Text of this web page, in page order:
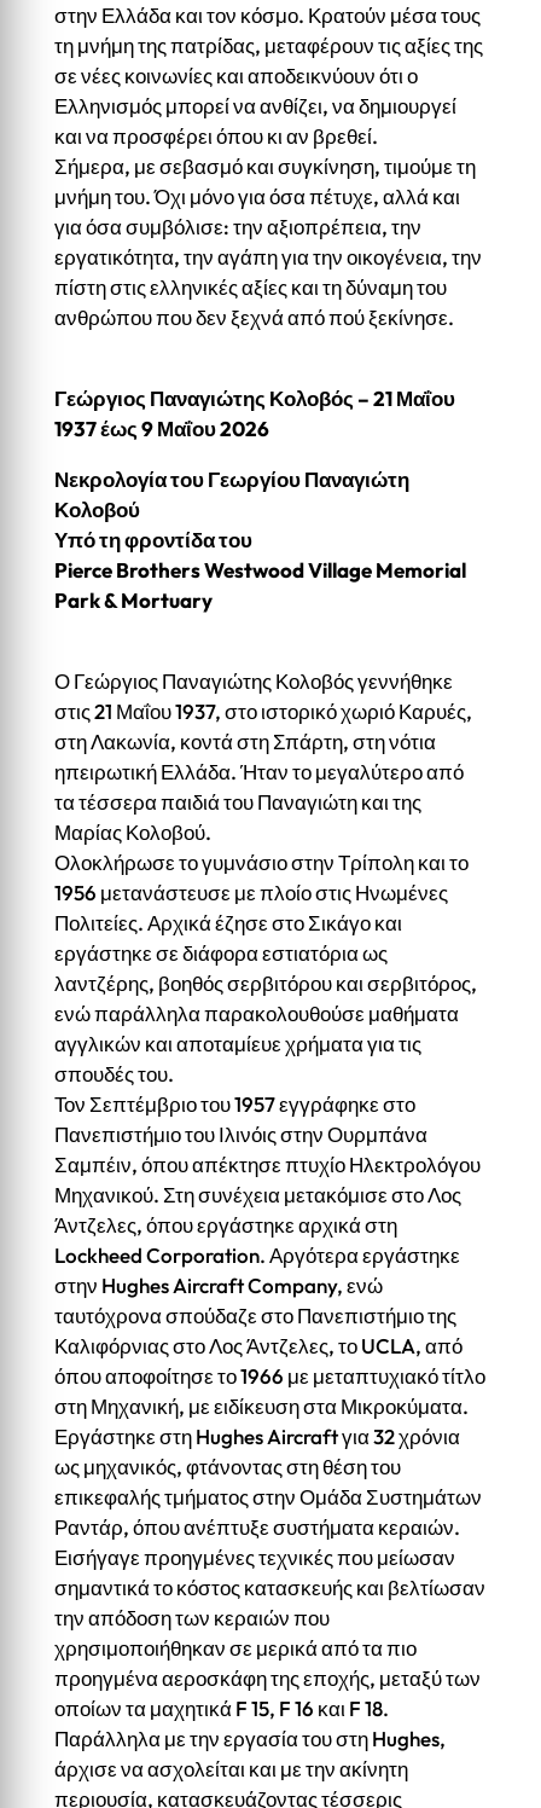
στην Ελλάδα και τον κόσμο. Κρατούν μέσα τους
τη μνήμη της πατρίδας, μεταφέρουν τις αξίες της
σε νέες κοινωνίες και αποδεικνύουν ότι ο
Ελληνισμός μπορεί να ανθίζει, να δημιουργεί
και να προσφέρει όπου κι αν βρεθεί.
Σήμερα, με σεβασμό και συγκίνηση, τιμούμε τη
μνήμη του. Όχι μόνο για όσα πέτυχε, αλλά και
για όσα συμβόλισε: την αξιοπρέπεια, την
εργατικότητα, την αγάπη για την οικογένεια, την
πίστη στις ελληνικές αξίες και τη δύναμη του
ανθρώπου που δεν ξεχνά από πού ξεκίνησε.
Γεώργιος Παναγιώτης Κολοβός – 21 Μαΐου
1937 έως 9 Μαΐου 2026
Νεκρολογία του Γεωργίου Παναγιώτη
Κολοβού
Υπότηφροντίδατου
Pierce Brothers Westwood Village Memorial
Park & Mortuary
Ο Γεώργιος Παναγιώτης Κολοβός γεννήθηκε
στις 21 Μαΐου 1937, στο ιστορικό χωριό Καρυές,
στη Λακωνία, κοντά στη Σπάρτη, στη νότια
ηπειρωτική Ελλάδα. Ήταν το μεγαλύτερο από
τα τέσσερα παιδιά του Παναγιώτη και της
Μαρίας Κολοβού.
Ολοκλήρωσε το γυμνάσιο στην Τρίπολη και το
1956 μετανάστευσε με πλοίο στις Ηνωμένες
Πολιτείες. Αρχικά έζησε στο Σικάγο και
εργάστηκε σε διάφορα εστιατόρια ως
λαντζέρης, βοηθός σερβιτόρου και σερβιτόρος,
ενώ παράλληλα παρακολουθούσε μαθήματα
αγγλικών και αποταμίευε χρήματα για τις
σπουδές του.
Τον Σεπτέμβριο του 1957 εγγράφηκε στο
Πανεπιστήμιο του Ιλινόις στην Ουρμπάνα
Σαμπέιν, όπου απέκτησε πτυχίο Ηλεκτρολόγου
Μηχανικού. Στη συνέχεια μετακόμισε στο Λος
Άντζελες, όπου εργάστηκε αρχικά στη
Lockheed Corporation. Αργότερα εργάστηκε
στην Hughes Aircraft Company, ενώ
ταυτόχρονα σπούδαζε στο Πανεπιστήμιο της
Καλιφόρνιας στο Λος Άντζελες, το UCLA, από
όπου αποφοίτησε το 1966 με μεταπτυχιακό τίτλο
στη Μηχανική, με ειδίκευση στα Μικροκύματα.
Εργάστηκε στη Hughes Aircraft για 32 χρόνια
ως μηχανικός, φτάνοντας στη θέση του
επικεφαλής τμήματος στην Ομάδα Συστημάτων
Ραντάρ, όπου ανέπτυξε συστήματα κεραιών.
Εισήγαγε προηγμένες τεχνικές που μείωσαν
σημαντικά το κόστος κατασκευής και βελτίωσαν
την απόδοση των κεραιών που
χρησιμοποιήθηκαν σε μερικά από τα πιο
προηγμένα αεροσκάφη της εποχής, μεταξύ των
οποίων τα μαχητικά F 15, F 16 και F 18.
Παράλληλα με την εργασία του στη Hughes,
άρχισε να ασχολείται και με την ακίνητη
περιουσία, κατασκευάζοντας τέσσερις